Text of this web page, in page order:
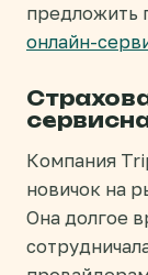
предложить
онлайн-
Компания
новичок на
Она долгое